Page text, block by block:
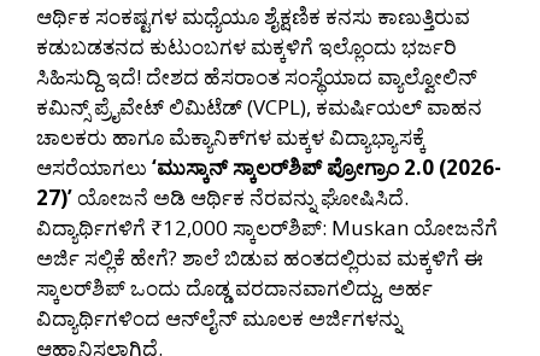
ಆರ್ಥಿಕ ಸಂಕಷ್ಟಗಳ ಮಧ್ಯೆಯೂ ಶೈಕ್ಷಣಿಕ ಕನಸು ಕಾಣುತ್ತಿರುವ
ಕಡುಬಡತನದ ಕುಟುಂಬಗಳ ಮಕ್ಕಳಿಗೆ ಇಲ್ಲೊಂದು ಭರ್ಜರಿ
ಸಿಹಿಸುದ್ದಿ ಇದೆ! ದೇಶದ ಹೆಸರಾಂತ ಸಂಸ್ಥೆಯಾದ ವ್ಯಾಲ್ವೋಲಿನ್
ಕಮಿನ್ಸ್ ಪ್ರೈವೇಟ್ ಲಿಮಿಟೆಡ್ (VCPL), ಕಮರ್ಷಿಯಲ್ ವಾಹನ
ಚಾಲಕರು ಹಾಗೂ ಮೆಕ್ಯಾನಿಕ್‌ಗಳ ಮಕ್ಕಳ ವಿದ್ಯಾಭ್ಯಾಸಕ್ಕೆ
ಆಸರೆಯಾಗಲು ‘ಮುಸ್ಕಾನ್ ಸ್ಕಾಲರ್‌ಶಿಪ್ ಪ್ರೋಗ್ರಾಂ 2.0 (2026-
27)’ ಯೋಜನೆ ಅಡಿ ಆರ್ಥಿಕ ನೆರವನ್ನು ಘೋಷಿಸಿದೆ.
ವಿದ್ಯಾರ್ಥಿಗಳಿಗೆ ₹12,000 ಸ್ಕಾಲರ್‌ಶಿಪ್: Muskan ಯೋಜನೆಗೆ
ಅರ್ಜಿ ಸಲ್ಲಿಕೆ ಹೇಗೆ? ಶಾಲೆ ಬಿಡುವ ಹಂತದಲ್ಲಿರುವ ಮಕ್ಕಳಿಗೆ ಈ
ಸ್ಕಾಲರ್‌ಶಿಪ್ ಒಂದು ದೊಡ್ಡ ವರದಾನವಾಗಲಿದ್ದು, ಅರ್ಹ
ವಿದ್ಯಾರ್ಥಿಗಳಿಂದ ಆನ್‌ಲೈನ್ ಮೂಲಕ ಅರ್ಜಿಗಳನ್ನು
ಆಹ್ವಾನಿಸಲಾಗಿದೆ.